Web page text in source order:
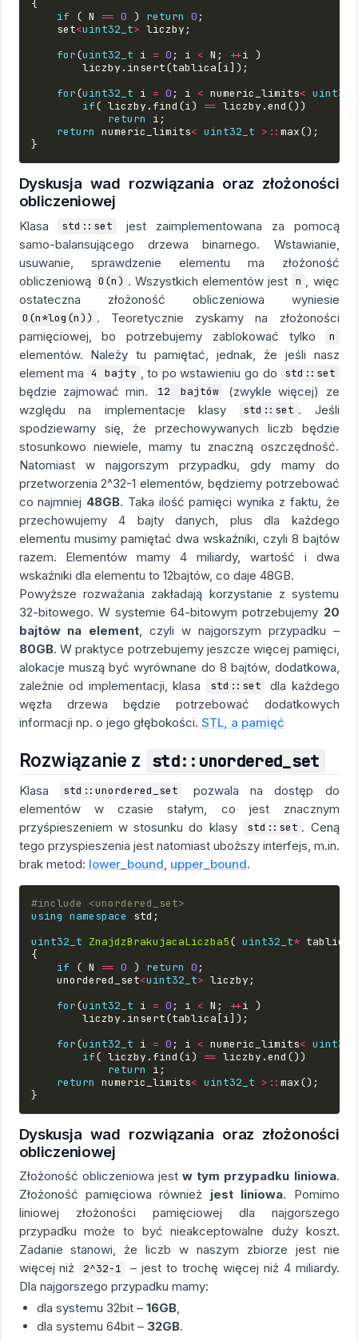
{
if
( N == 0 ) return 0 ;
set<uint32_t> liczby ;
for(uint32_t i = 0 ; i < N ; ++i
)
liczby . insert(tablica [i]);
for(uint32_t i = 0 ; i < numeric_limits<
if( liczby . find (i) == liczby .end ())
return
i ;
return numeric_limits< uint32_t >:: max();
}
Dyskusja wad rozwiązania oraz złożoności
obliczeniowej
Klasa std::set
jest zaimplementowana za pomocą
samo-balansującego drzewa binarnego. Wstawianie,
usuwanie, sprawdzenie elementu ma złożoność
obliczeniową O(n) . Wszystkich elementów jest n
, więc
ostateczna złożoność obliczeniowa wyniesie
O(n*log(n)) . Teoretycznie zyskamy na złożoności
pamięciowej, bo potrzebujemy zablokować tylko
n
elementów. Należy tu pamiętać, jednak, że jeśli nasz
element ma
4 bajty , to po wstawieniu go do std::set
będzie zajmować min. 12 bajtów
(zwykle więcej) ze
względu na implementacje klasy
std::set . Jeśli
spodziewamy się, że przechowywanych liczb będzie
stosunkowo niewiele, mamy tu znaczną oszczędność.
Natomiast w najgorszym przypadku, gdy mamy do
przetworzenia 2^32-1 elementów, będziemy potrzebować
co najmniej 48GB. Taka ilość pamięci wynika z faktu, że
przechowujemy 4 bajty danych, plus dla każdego
elementu musimy pamiętać dwa wskaźniki, czyli 8 bajtów
razem. Elementów mamy 4 miliardy, wartość i dwa
wskaźniki dla elementu to 12bajtów, co daje 48GB.
Powyższe rozważania zakładają korzystanie z systemu
32-bitowego. W systemie 64-bitowym potrzebujemy 20
bajtów na element , czyli w najgorszym przypadku –
80GB. W praktyce potrzebujemy jeszcze więcej pamięci,
alokacje muszą być wyrównane do 8 bajtów, dodatkowa,
zależnie od implementacji, klasa
std::set
dla każdego
węzła drzewa będzie potrzebować dodatkowych
informacji np. o jego głębokości. STL, a pamięć
Rozwiązanie z std::unordered_set
Klasa std::unordered_set
pozwala na dostęp do
elementów w czasie stałym, co jest znacznym
przyśpieszeniem w stosunku do klasy
std::set . Ceną
tego przyspieszenia jest natomiast uboższy interfejs, m.in.
brak metod: lower_bound upper_bound.
#include
<unordered_set>
using namespace std ;
uint32_t ZnajdzBrakujacaLiczba5( uint32_t* tablica
{
if
( N == 0 ) return 0 ;
unordered_set<uint32_t> liczby ;
for(uint32_t i = 0 ; i < N ; ++i
)
liczby . insert(tablica [i]);
for(uint32_t i = 0 ; i < numeric_limits<
if( liczby . find (i) == liczby .end ())
return
i ;
return numeric_limits< uint32_t >:: max();
}
Dyskusja wad rozwiązania oraz złożoności
obliczeniowej
Złożoność obliczeniowa jest w tym przypadku liniowa.
Złożoność pamięciowa również jest liniowa. Pomimo
liniowej złożoności pamięciowej dla najgorszego
przypadku może to być nieakceptowalne duży koszt.
Zadanie stanowi, że liczb w naszym zbiorze jest nie
więcej niż
2^32-1
– jest to trochę więcej niż 4 miliardy.
Dla najgorszego przypadku mamy:
dla systemu 32bit – 16GB
dla systemu 64bit – 32GB.